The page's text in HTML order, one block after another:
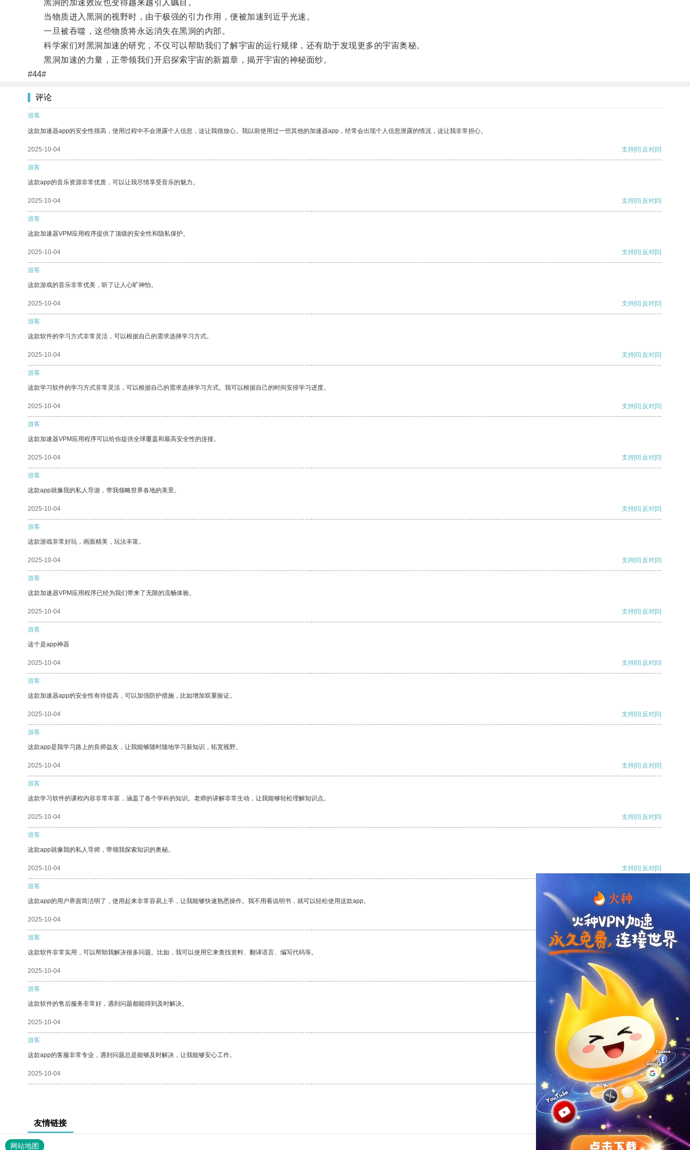
黑洞的加速效应也变得越来越引人瞩目。
当物质进入黑洞的视野时，由于极强的引力作用，便被加速到近乎光速。
一旦被吞噬，这些物质将永远消失在黑洞的内部。
科学家们对黑洞加速的研究，不仅可以帮助我们了解宇宙的运行规律，还有助于发现更多的宇宙奥秘。
黑洞加速的力量，正带领我们开启探索宇宙的新篇章，揭开宇宙的神秘面纱。
#44#
评论
游客
这款加速器app的安全性很高，使用过程中不会泄露个人信息，这让我很放心。我以前使用过一些其他的加速器app，经常会出现个人信息泄露的情况，这让我非常担心。
2025-10-04 支持[0] 反对[0]
游客
这款app的音乐资源非常优质，可以让我尽情享受音乐的魅力。
2025-10-04 支持[0] 反对[0]
游客
这款加速器VPM应用程序提供了顶级的安全性和隐私保护。
2025-10-04 支持[0] 反对[0]
游客
这款游戏的音乐非常优美，听了让人心旷神怡。
2025-10-04 支持[0] 反对[0]
游客
这款软件的学习方式非常灵活，可以根据自己的需求选择学习方式。
2025-10-04 支持[0] 反对[0]
游客
这款学习软件的学习方式非常灵活，可以根据自己的需求选择学习方式。我可以根据自己的时间安排学习进度。
2025-10-04 支持[0] 反对[0]
游客
这款加速器VPM应用程序可以给你提供全球覆盖和最高安全性的连接。
2025-10-04 支持[0] 反对[0]
游客
这款app就像我的私人导游，带我领略世界各地的美景。
2025-10-04 支持[0] 反对[0]
游客
这款游戏非常好玩，画面精美，玩法丰富。
2025-10-04 支持[0] 反对[0]
游客
这款加速器VPM应用程序已经为我们带来了无限的流畅体验。
2025-10-04 支持[0] 反对[0]
游客
这个是app神器
2025-10-04 支持[0] 反对[0]
游客
这款加速器app的安全性有待提高，可以加强防护措施，比如增加双重验证。
2025-10-04 支持[0] 反对[0]
游客
这款app是我学习路上的良师益友，让我能够随时随地学习新知识，拓宽视野。
2025-10-04 支持[0] 反对[0]
游客
这款学习软件的课程内容非常丰富，涵盖了各个学科的知识。老师的讲解非常生动，让我能够轻松理解知识点。
2025-10-04 支持[0] 反对[0]
游客
这款app就像我的私人导师，带领我探索知识的奥秘。
2025-10-04 支持[0] 反对[0]
游客
这款app的用户界面简洁明了，使用起来非常容易上手，让我能够快速熟悉操作。我不用看说明书，就可以轻松使用这款app。
2025-10-04 支持[0] 反对
游客
这款软件非常实用，可以帮助我解决很多问题。比如，我可以使用它来查找资料、翻译语言、编写代码等。
2025-10-04 支持
游客
这款软件的售后服务非常好，遇到问题都能得到及时解决。
2025-10-04 反对 [0]
游客
这款app的客服非常专业，遇到问题总是能够及时解决，让我能够安心工作。
2025-10-04 支持[0] 反对[0]
友情链接
网站地图